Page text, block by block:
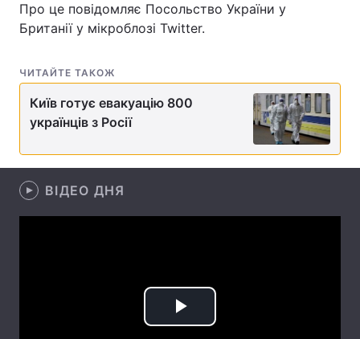
Техно і зв'язок Лайт
Зброя
Здоров'я Туризм
Думки
Вакансії
Про це повідомляє Посольство України у
Британії у мікроблозі Twitter.
ЧИТАЙТЕ ТАКОЖ
Київ готує евакуацію 800
українців з Росії
ВІДЕО ДНЯ
Play